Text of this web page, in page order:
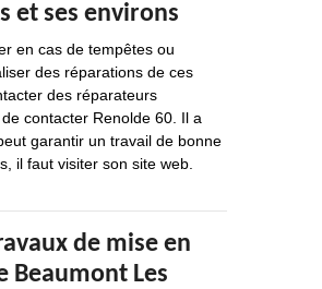
et ses environs
en cas de tempêtes ou
des réparations de ces
des réparateurs
contacter Renolde 60. Il a
garantir un travail de bonne
il faut visiter son site web.
de mise en
Beaumont Les